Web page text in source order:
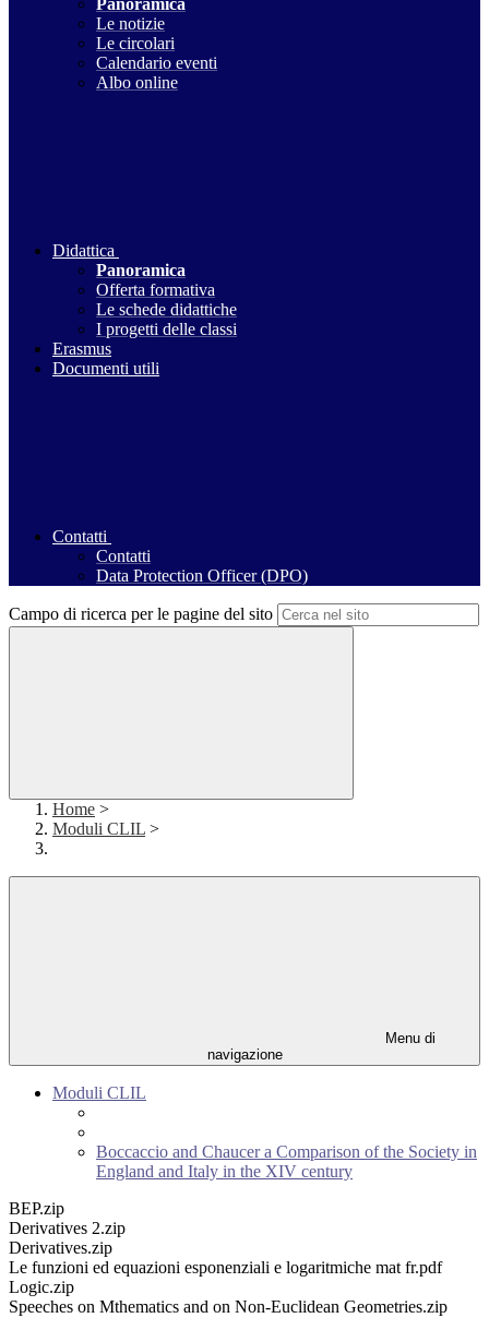
Panoramica
Le notizie
Le circolari
Calendario eventi
Albo online
Didattica
Panoramica
Offerta formativa
Le schede didattiche
I progetti delle classi
Erasmus
Documenti utili
Contatti
Contatti
Data Protection Officer (DPO)
Campo di ricerca per le pagine del sito
Home >
Moduli CLIL >
Menu di
navigazione
Moduli CLIL
Boccaccio and Chaucer a Comparison of the Society in
England and Italy in the XIV century
BEP.zip
Derivatives 2.zip
Derivatives.zip
Le funzioni ed equazioni esponenziali e logaritmiche mat fr.pdf
Logic.zip
Speeches on Mthematics and on Non-Euclidean Geometries.zip